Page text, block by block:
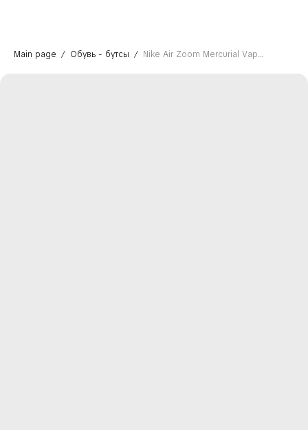
Main page Обувь - бутсы Nike Air Zoom Mercurial Vapor 16 Academy FG - United Pack 001